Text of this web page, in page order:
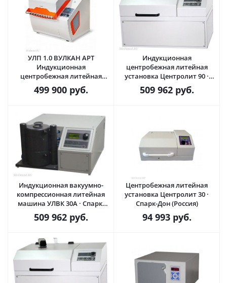
УЛП 1.0 ВУЛКАН АРТ
Индукционная
центробежная литейная
установка · Аверон (ВЕГА-
ПРО) Россия
499 900руб.
Индукционная
центробежная литейная
установка Центролит 90 ·
Спарк-Дон (Россия)
509 962руб.
Индукционная вакуумно-
компрессионная литейная
машина УЛВК 30А · Спарк-
Дон (Россия)
509 962руб.
Центробежная литейная
установка Центролит 30 ·
Спарк-Дон (Россия)
94 993руб.